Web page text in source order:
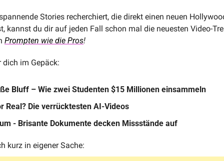
Stories recherchiert, die direkt einen neuen
kannst du dir auf jeden Fall schon mal die neuesten Video-
Prompten wie die Pros!
im Gepäck:
Bluff – Wie zwei Studenten $15 Millionen einsammeln
Real? Die verrücktesten AI-Videos
- Brisante Dokumente decken Missstände auf
kurz in eigener Sache: